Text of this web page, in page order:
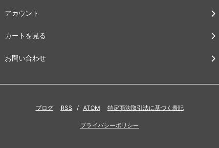
アカウント
カートを見る
お問い合わせ
ブログ RSS / ATOM 特定商法取引法に基づく表記
プライバシーポリシー